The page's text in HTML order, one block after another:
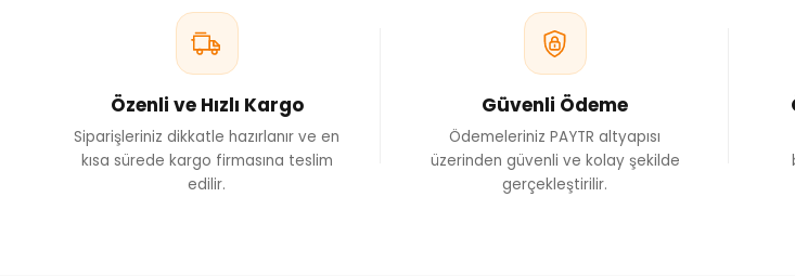
Tüyler büyük ölçüde protein yapısındaki keratinden
ve güçlü tüylerin oluşumunu desteklemek amacıyla
Tüy değişim döneminde yalnızca protein desteğine
uygulanmalıdır. Kuşların
Yavru güvercinlerin büyüme döneminde protein
Özenli ve Hızlı Kargo
Siparişleriniz dikkatle hazırlanır ve en
kısa sürede kargo firmasına teslim
edilir.
Güvenli Ödeme
Ödemeleriniz PAYTR altyapısı
üzerinden güvenli ve kolay şekilde
gerçekleştirilir.